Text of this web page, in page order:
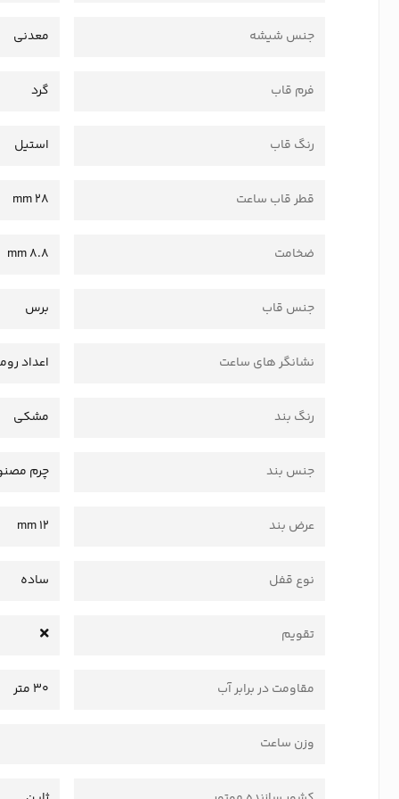
جنس شیشه معدنی
فرم قاب گرد
رنگ قاب استیل
قطر قاب ساعت 28 mm
ضخامت 8.8 mm
جنس قاب برس
نشانگر های ساعت اعداد
رنگ بند مشکی
جنس بند چرم
عرض بند 12 mm
نوع قفل ساده
تقویم
مقاومت در برابر آب ۳۰ متر
وزن ساعت